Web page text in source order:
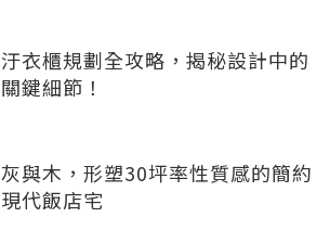
汙衣櫃規劃全攻略，揭秘設計中的
關鍵細節！
灰與木，形塑30坪率性質感的簡約
現代飯店宅